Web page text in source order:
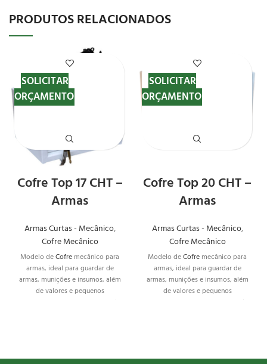
PRODUTOS RELACIONADOS
Cofre Top 17 CHT –
Armas
Armas Curtas - Mecânico,
Cofre Mecânico
Modelo deCofre mecânico para
armas, ideal para guardar de
armas, munições e insumos, além
de valores e pequenos
documentos. Conta com forração
SOLICITAR
ORÇAMENTO
Cofre Top 20 CHT –
Armas
Armas Curtas - Mecânico,
Cofre Mecânico
Modelo deCofre mecânico para
armas, ideal para guardar de
armas, munições e insumos, além
de valores e pequenos
documentos. Conta com forração
SOLICITAR
ORÇAMENTO